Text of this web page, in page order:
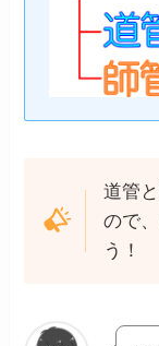
道管
ので
う！